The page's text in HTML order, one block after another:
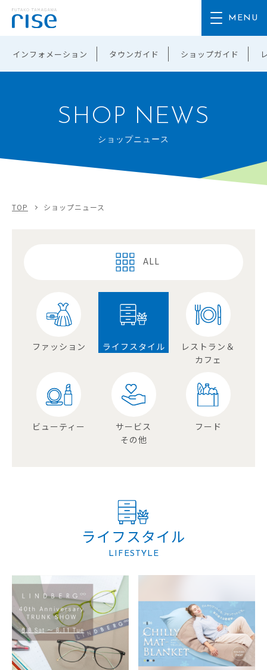
インフォメーション タウンガイド ショップガイド
SHOP NEWS
ショップニュース
TOP ショップニュース
ALL
ファッション ライフスタイル
レストラン＆
カフェ
ビューティー
サービス
その他
フード
ライフスタイル
LIFESTYLE